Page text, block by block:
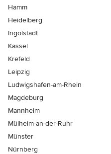
Hamm
Heidelberg
Ingolstadt
Kassel
Krefeld
Leipzig
Ludwigshafen-am-Rhein
Magdeburg
Mannheim
Mülheim-an-der-Ruhr
Münster
Nürnberg